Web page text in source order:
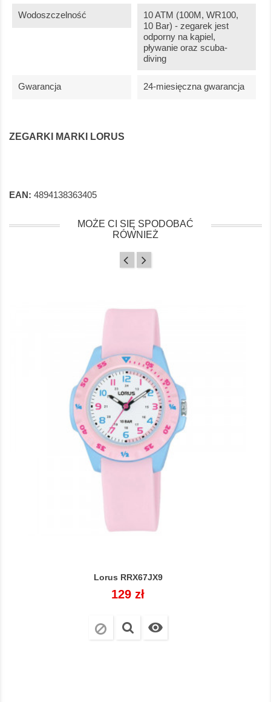
Wodoszczelność
10 ATM (100M, WR100,
10 Bar) - zegarek jest
odporny na kąpiel,
pływanie oraz scuba-
diving
Gwarancja 24-miesięczna gwarancja
ZEGARKI MARKI LORUS
EAN: 4894138363405
MOŻE CI SIĘ SPODOBAĆ
RÓWNIEŻ
Lorus RRX67JX9
Cena
129 zł
